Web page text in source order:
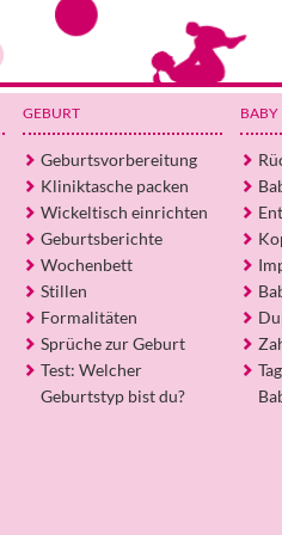
GEBURT
Geburtsvorbereitung
Kliniktasche packen
Wickeltisch einrichten
Geburtsberichte
Wochenbett
Stillen
Formalitäten
Sprüche zur Geburt
Test: Welcher
Geburtstyp bist du?
BABY